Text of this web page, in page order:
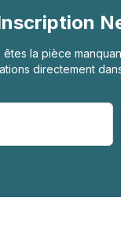
êtes la pièce
directement